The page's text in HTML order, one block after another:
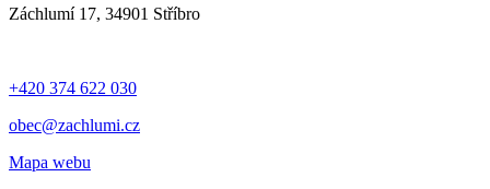
Záchlumí 17, 34901 Stříbro
+420 374 622 030
obec@zachlumi.cz
Mapa webu